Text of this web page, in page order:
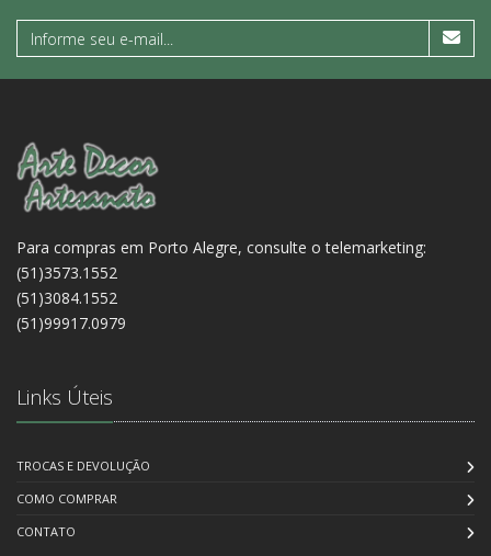
Para compras em Porto Alegre, consulte o telemarketing:
(51)3573.1552
(51)3084.1552
(51)99917.0979
Links Úteis
TROCAS E DEVOLUÇÃO
COMO COMPRAR
CONTATO